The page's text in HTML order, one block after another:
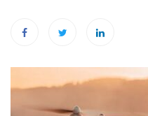
Navigation
de